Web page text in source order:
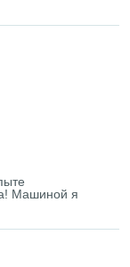
Машиной я